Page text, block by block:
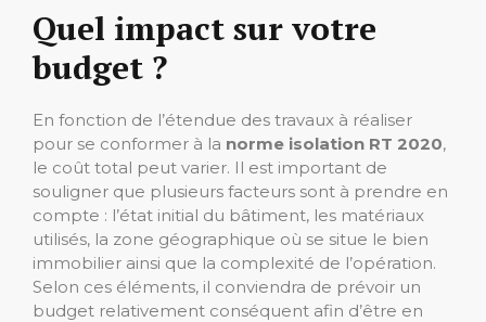
Quel impact sur votre
budget ?
En fonction de l’étendue des travaux à réaliser
pour se conformer à la norme isolation RT 2020,
le coût total peut varier. Il est important de
souligner que plusieurs facteurs sont à prendre en
compte : l’état initial du bâtiment, les matériaux
utilisés, la zone géographique où se situe le bien
immobilier ainsi que la complexité de l’opération.
Selon ces éléments, il conviendra de prévoir un
budget relativement conséquent afin d’être en